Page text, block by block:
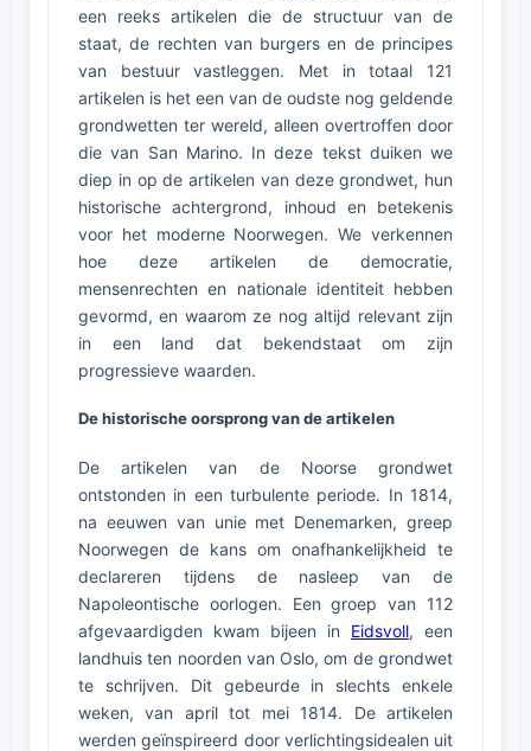
een reeks artikelen die de structuur van de
staat, de rechten van burgers en de principes
van bestuur vastleggen. Met in totaal 121
artikelen is het een van de oudste nog geldende
grondwetten ter wereld, alleen overtroffen door
die van San Marino. In deze tekst duiken we
diep in op de artikelen van deze grondwet, hun
historische achtergrond, inhoud en betekenis
voor het moderne Noorwegen. We verkennen
hoe deze artikelen de democratie,
mensenrechten en nationale identiteit hebben
gevormd, en waarom ze nog altijd relevant zijn
in een land dat bekendstaat om zijn
progressieve waarden.
De historische oorsprong van de artikelen
De artikelen van de Noorse grondwet
ontstonden in een turbulente periode. In 1814,
na eeuwen van unie met Denemarken, greep
Noorwegen de kans om onafhankelijkheid te
declareren tijdens de nasleep van de
Napoleontische oorlogen. Een groep van 112
afgevaardigden kwam bijeen in Eidsvoll, een
landhuis ten noorden van Oslo, om de grondwet
te schrijven. Dit gebeurde in slechts enkele
weken, van april tot mei 1814. De artikelen
werden geïnspireerd door verlichtingsidealen uit